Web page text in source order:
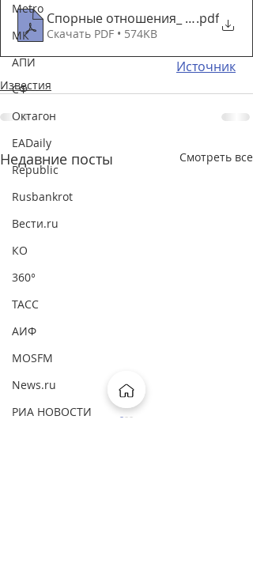
Metro
МК
АПИ
СФ
Октагон
EADaily
Republic
Rusbankrot
Вести.ru
КО
360°
ТАСС
АИФ
MOSFM
News.ru
РИА НОВОСТИ
Спорные отношения_ как.pdf
Скачать PDF • 574KB
Источник
Известия
Недавние посты Смотреть все